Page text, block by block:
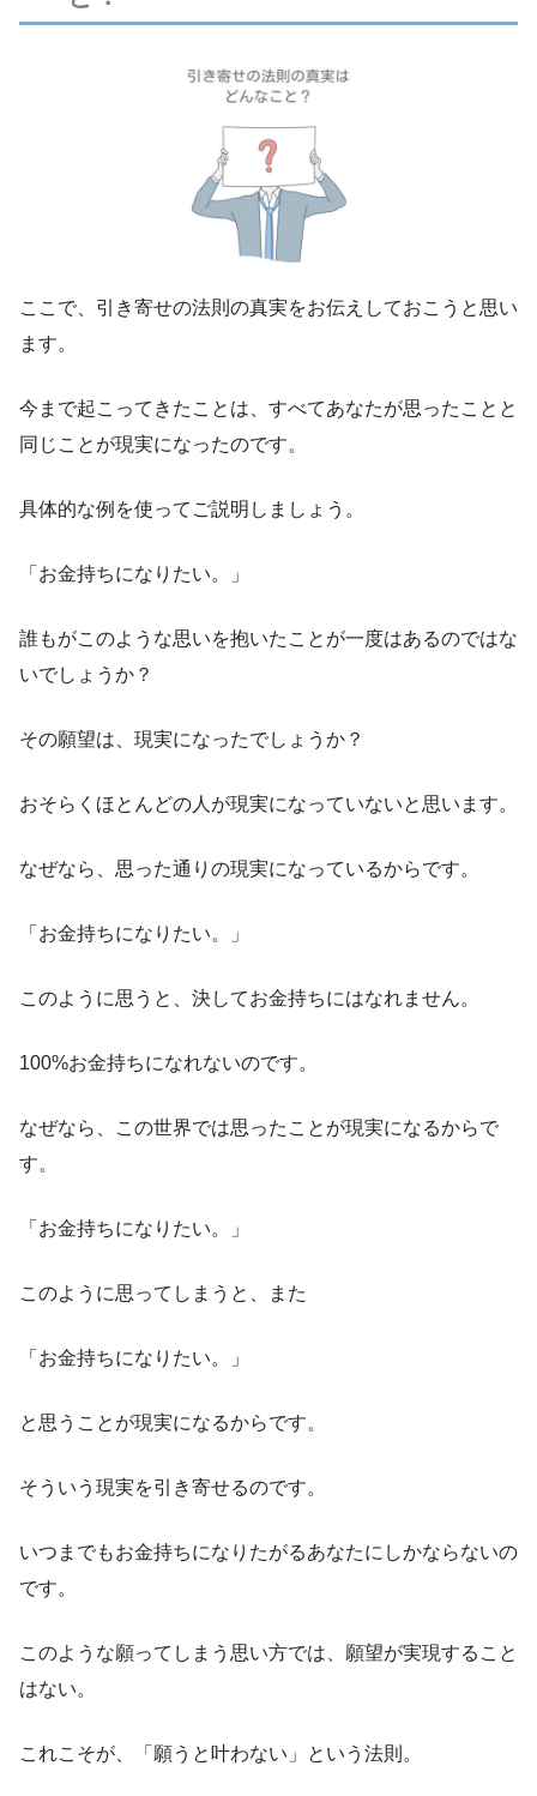
ここで、引き寄せの法則の真実をお伝えしておこうと思い
ます。
今まで起こってきたことは、すべてあなたが思ったことと
同じことが現実になったのです。
具体的な例を使ってご説明しましょう。
「お金持ちになりたい。」
誰もがこのような思いを抱いたことが一度はあるのではな
いでしょうか？
その願望は、現実になったでしょうか？
おそらくほとんどの人が現実になっていないと思います。
なぜなら、思った通りの現実になっているからです。
「お金持ちになりたい。」
このように思うと、決してお金持ちにはなれません。
100%お金持ちになれないのです。
なぜなら、この世界では思ったことが現実になるからで
す。
「お金持ちになりたい。」
このように思ってしまうと、また
「お金持ちになりたい。」
と思うことが現実になるからです。
そういう現実を引き寄せるのです。
いつまでもお金持ちになりたがるあなたにしかならないの
です。
このような願ってしまう思い方では、願望が実現すること
はない。
これこそが、「願うと叶わない」という法則。